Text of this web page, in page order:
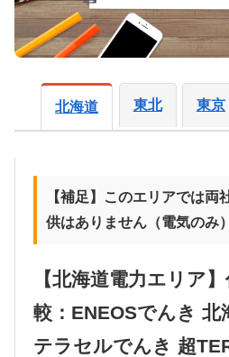
北海道 東北 東京
【補足】このエリアでは両
供はありません（電気のみ）
【北海道電力エリア
較：ENEOSでんき
テラセルでんき 超